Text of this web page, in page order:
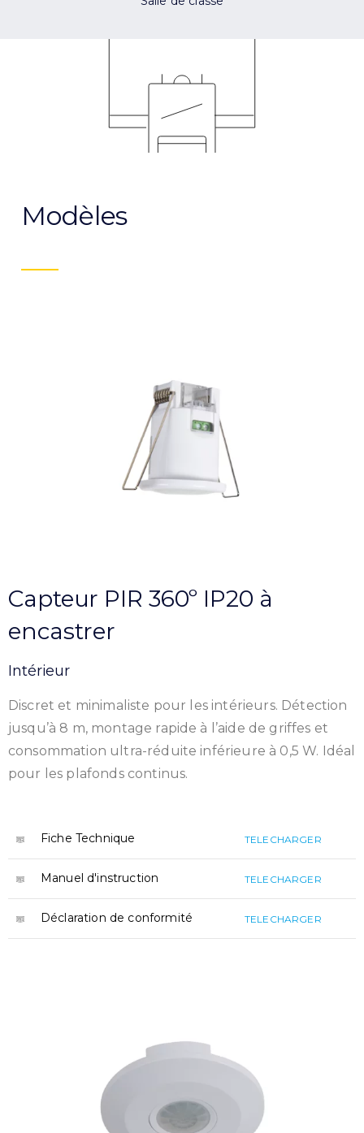
Modèles
Capteur PIR 360º IP20 à
encastrer
Intérieur
Discret et minimaliste pour les intérieurs. Détection
jusqu’à 8 m, montage rapide à l’aide de griffes et
consommation ultra-réduite inférieure à 0,5 W. Idéal
pour les plafonds continus.
Fiche Technique TELECHARGER
Manuel d'instruction TELECHARGER
Déclaration de conformité TELECHARGER